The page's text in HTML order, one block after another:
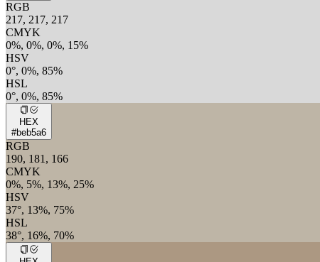
RGB
217, 217, 217
CMYK
0%, 0%, 0%, 15%
HSV
0°, 0%, 85%
HSL
0°, 0%, 85%
HEX
#beb5a6
RGB
190, 181, 166
CMYK
0%, 5%, 13%, 25%
HSV
37°, 13%, 75%
HSL
38°, 16%, 70%